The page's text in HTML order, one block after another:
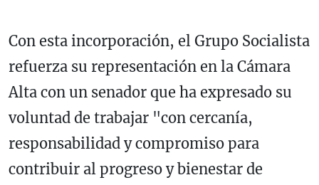
Con esta incorporación, el Grupo Socialista
refuerza su representación en la Cámara
Alta con un senador que ha expresado su
voluntad de trabajar "con cercanía,
responsabilidad y compromiso para
contribuir al progreso y bienestar de